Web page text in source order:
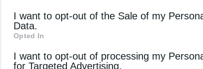
I want to opt-out of the Sale of my
Data.
Opted In
I want to opt-out of processing my
for Targeted Advertising.